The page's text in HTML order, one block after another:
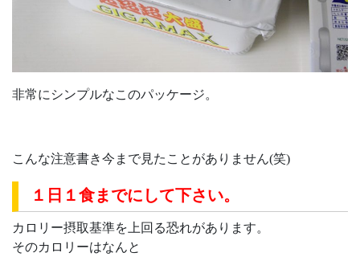
非常にシンプルなこのパッケージ。
こんな注意書き今まで見たことがありません(笑)
１日１食までにして下さい。
カロリー摂取基準を上回る恐れがあります。
そのカロリーはなんと